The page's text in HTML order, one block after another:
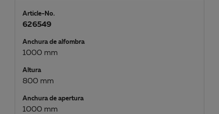
Article-No.
626549
Anchura de alfombra
1000 mm
Altura
800 mm
Anchura de apertura
1000 mm